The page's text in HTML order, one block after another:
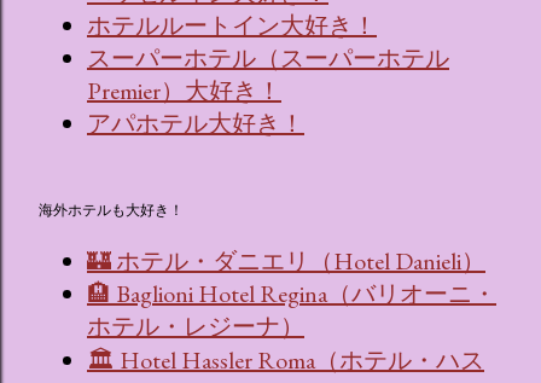
ホテルルートイン大好き！
スーパーホテル（スーパーホテル
Premier）大好き！
アパホテル大好き！
海外ホテルも大好き！
🏰 ホテル・ダニエリ（Hotel Danieli）
🏨 Baglioni Hotel Regina（バリオーニ・
ホテル・レジーナ）
🏛 Hotel Hassler Roma（ホテル・ハス